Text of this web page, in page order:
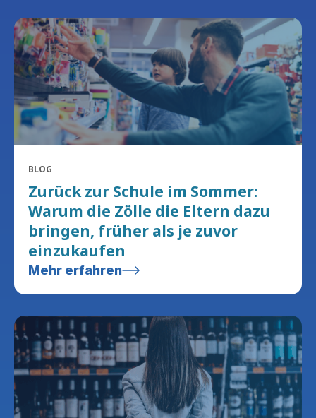
BLOG
Zurück zur Schule im Sommer:
Warum die Zölle die Eltern dazu
bringen, früher als je zuvor
einzukaufen
Mehr erfahren